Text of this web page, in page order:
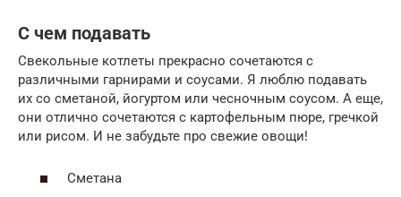
С чем подавать
Свекольные котлеты прекрасно сочетаются с
различными гарнирами и соусами. Я люблю подавать
их со сметаной, йогуртом или чесночным соусом. А еще,
они отлично сочетаются с картофельным пюре, гречкой
или рисом. И не забудьте про свежие овощи!
Сметана